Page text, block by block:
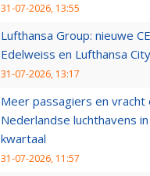
31-07-2026, 13:55
Lufthansa Group: nieuwe
Edelweiss en Lufthansa
31-07-2026, 13:17
Meer passagiers en vracht
Nederlandse luchthavens
kwartaal
31-07-2026, 11:57